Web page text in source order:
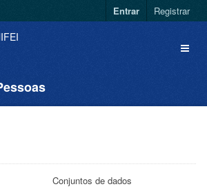
Entrar Registrar
Conjuntos de dados